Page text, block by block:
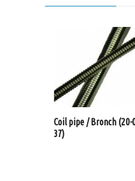
Coil pipe / Bronch (20-
37)